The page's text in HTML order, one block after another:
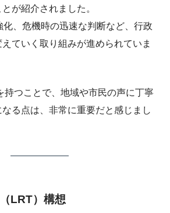
が紹介されました。
化、危機時の迅速な判断など、行政
ていく取り組みが進められていま
持つことで、地域や市民の声に丁寧
る点は、非常に重要だと感じまし
LRT）構想